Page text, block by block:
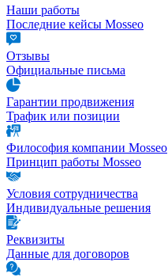
Наши работы
Последние кейсы Mosseo
Отзывы
Официальные письма
Гарантии продвижения
Трафик или позиции
Философия компании Mosseo
Принцип работы Mosseo
Условия сотрудничества
Индивидуальные решения
Реквизиты
Данные для договоров